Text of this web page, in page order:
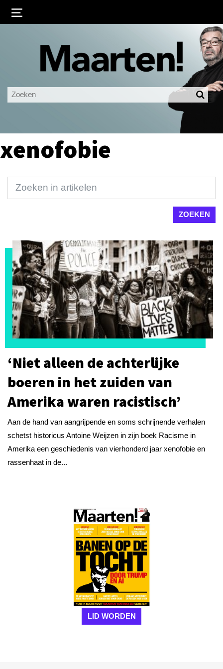
Ingelogd blijven
LOGIN
xenofobie
‘Niet alleen de achterlijke
boeren in het zuiden van
Amerika waren racistisch’
Aan de hand van aangrijpende en soms schrijnende verhalen
schetst historicus Antoine Weijzen in zijn boek Racisme in
Amerika een geschiedenis van vierhonderd jaar xenofobie en
rassenhaat in de...
LID WORDEN